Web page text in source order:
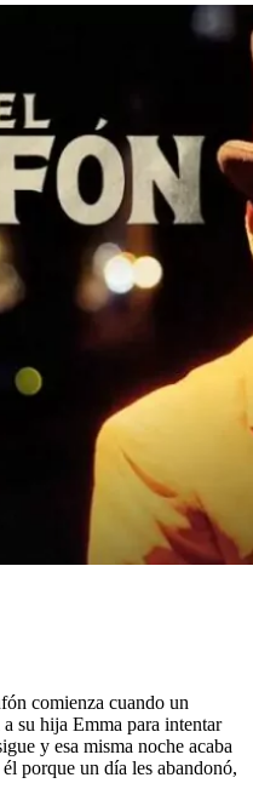
comienza cuando un
su hija Emma para intentar
y esa misma noche acaba
porque un día les abandonó,